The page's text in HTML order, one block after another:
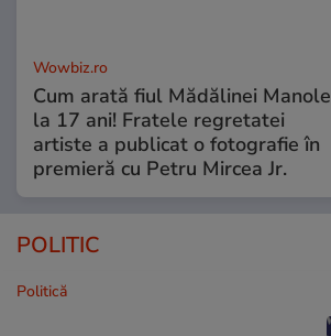
Wowbiz.ro
Cum arată fiul Mădălinei Manole
la 17 ani! Fratele regretatei
artiste a publicat o fotografie în
premieră cu Petru Mircea Jr.
POLITIC
Politică